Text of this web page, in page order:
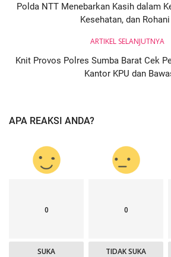
Polda NTT Menebarkan Kasih dalam
Kesehatan, dan
ARTIKEL SELANJUTNYA
Knit Provos Polres Sumba Barat Cek
Kantor KPU dan
APA REAKSI ANDA?
0
SUKA
0
TIDAK SUKA